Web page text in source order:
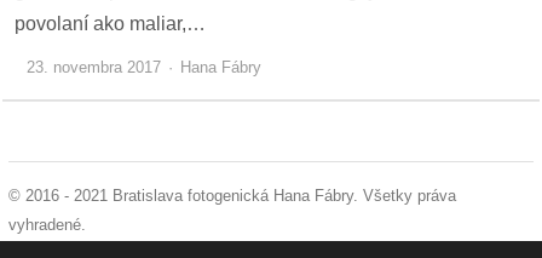
nás
zázemie
kontaktujte
nás
povolaní ako maliar,…
23. novembra 2017 Hana Fábry
© 2016 - 2021 Bratislava fotogenická Hana Fábry. Všetky práva
vyhradené.